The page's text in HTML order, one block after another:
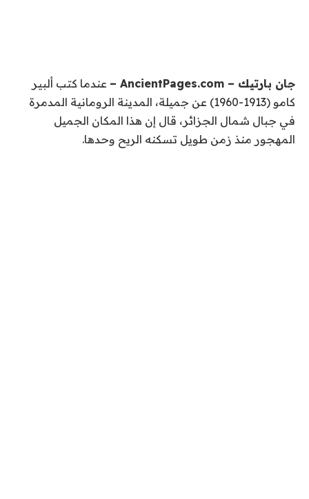
جان بارتيك – AncientPages.com –
عندما كتب ألبير
كامو (1913-1960) عن جميلة، المدينة الرومانية المدمرة
في جبال شمال الجزائر، قال إن هذا المكان الجميل
المهجور منذ زمن طويل تسكنه الريح وحدها.